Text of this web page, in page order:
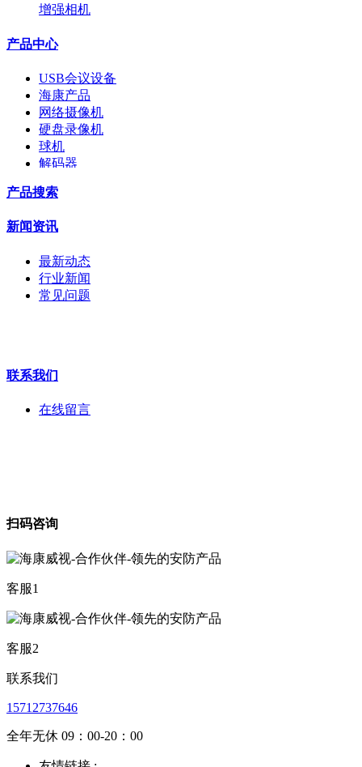
增强相机
产品中心
USB会议设备
海康产品
网络摄像机
硬盘录像机
球机
解码器
配件
拼接屏
安检门
工程宝
海康机器人
产品搜索
新闻资讯
最新动态
行业新闻
常见问题
联系我们
在线留言
扫码咨询
客服1
客服2
联系我们
15712737646
全年无休 09：00-20：00